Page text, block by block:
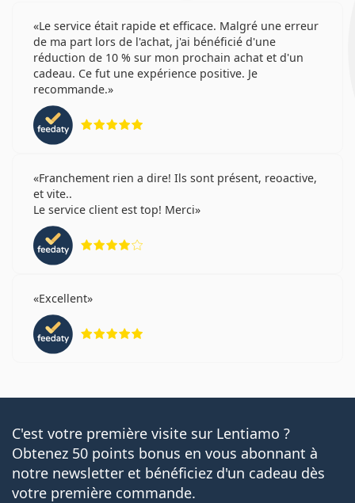
Le service était rapide et efficace. Malgré une erreur
de ma part lors de l'achat, j'ai bénéficié d'une
réduction de 10 % sur mon prochain achat et d'un
cadeau. Ce fut une expérience positive. Je
recommande.
Franchement rien a dire! Ils sont présent, reoactive,
et vite..
Le service client est top! Merci
Excellent
C'est votre première visite sur Lentiamo ?
Obtenez 50 points bonus en vous abonnant à
notre newsletter et bénéficiez d'un cadeau dès
votre première commande.